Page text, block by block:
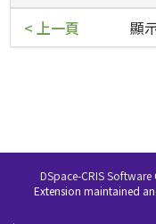
顯
< 上一頁
DSpace-CRIS Software
Extension maintained